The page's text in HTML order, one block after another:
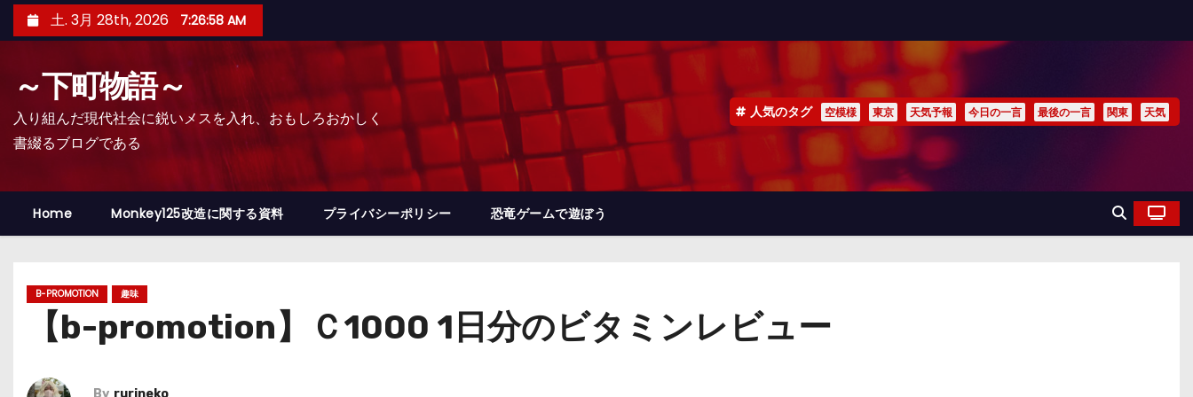
ン
プ
土. 3月 28th, 2026 7:26:59 AM
～下町物語～
入り組んだ現代社会に鋭いメスを入れ、おもしろおかしく
書綴るブログである
人気のタグ 空模様 東京 天気予報 今日の一言 最後の一言 関東 天気
Home Monkey125改造に関する資料 プライバシーポリシー 恐竜ゲームで遊ぼう
B-PROMOTION 趣味
【b-promotion】Ｃ1000 1日分のビタミンレビュー
By rurineko